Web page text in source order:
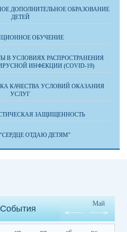
ДОПОЛНИТЕЛЬНОЕ ОБРАЗОВАНИЕ
ДЕТЕЙ
ОБУЧЕНИЕ
В УСЛОВИЯХ РАСПРОСТРАНЕНИЯ
ИНФЕКЦИИ (COVID-19)
КАЧЕСТВА УСЛОВИЙ ОКАЗАНИЯ
УСЛУГ
ЗАЩИЩЕННОСТЬ
ОТДАЮ ДЕТЯМ"
События
Май